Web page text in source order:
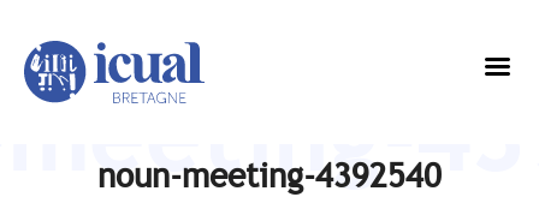
noun-meeting-4392540